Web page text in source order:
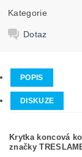
Kategorie
Dotaz
POPIS
DISKUZE
Krytka koncová
značky